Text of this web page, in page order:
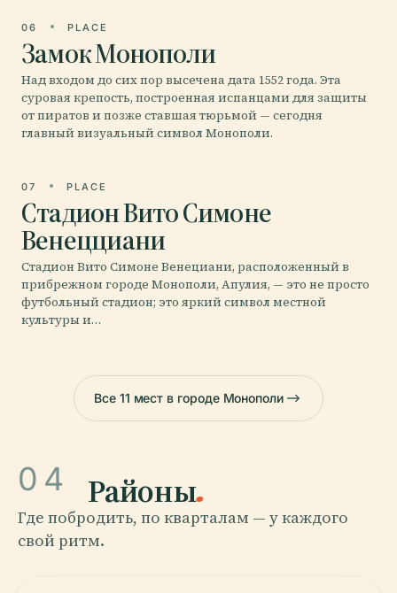
06 PLACE
Замок Монополи
Над входом до сих пор высечена дата 1552 года. Эта
суровая крепость, построенная испанцами для защиты
от пиратов и позже ставшая тюрьмой — сегодня
главный визуальный символ Монополи.
07 PLACE
Стадион Вито Симоне
Венецциани
Стадион Вито Симоне Венециани, расположенный в
прибрежном городе Монополи, Апулия, — это не просто
футбольный стадион; это яркий символ местной
культуры и…
Все 11 мест в городе Монополи
04 Районы.
Где побродить, по кварталам — у каждого
свой ритм.